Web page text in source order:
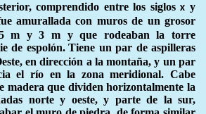
comprendido entre los siglosx y
amurallada con muros de un grosor
m y 3 m y que rodeaban la torre
de espolón. Tiene un par de aspilleras
en dirección a la montaña, y un par
el río en la zona meridional. Cabe
madera que dividen horizontalmente la
norte y oeste, y parte de la sur,